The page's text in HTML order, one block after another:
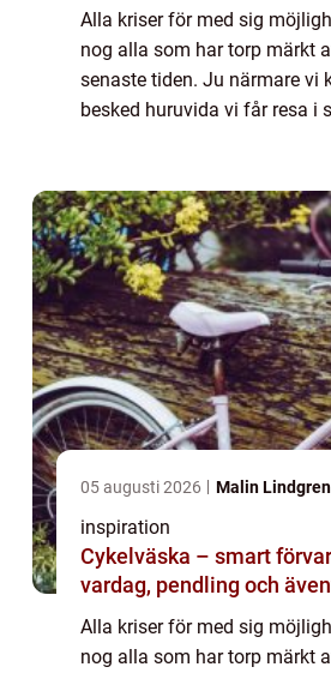
Alla kriser för med sig
nog alla som har torp märkt
senaste tiden. Ju närmare vi
besked huruvida vi får resa i
05 augusti 2026 Malin Lindgren
inspiration
Cykelväska – smart
vardag, pendling och
Alla kriser för med sig
nog alla som har torp märkt